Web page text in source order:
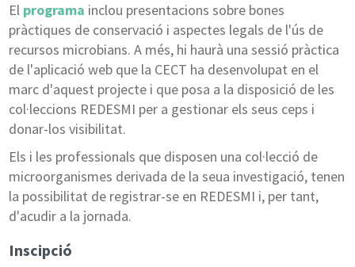
El programa inclou presentacions sobre bones
pràctiques de conservació i aspectes legals de l'ús de
recursos microbians. A més, hi haurà una sessió pràctica
de l'aplicació web que la CECT ha desenvolupat en el
marc d'aquest projecte i que posa a la disposició de les
col·leccions REDESMI per a gestionar els seus ceps i
donar-los visibilitat.
Els i les professionals que disposen una col·lecció de
microorganismes derivada de la seua investigació, tenen
la possibilitat de registrar-se en REDESMI i, per tant,
d'acudir a la jornada.
Inscipció